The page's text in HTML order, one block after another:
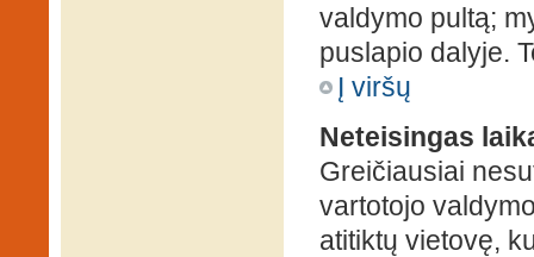
valdymo pultą;
puslapio dalyje.
Į viršų
Neteisingas
Greičiausiai
vartotojo
atitiktų vietovę,